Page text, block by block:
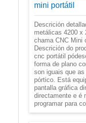
mini portátil
Descrición
metálicas 4200 x
chama CNC Mini
Descrición do
cnc portátil
forma de plano
son iguais que
pórtico. Está
pantalla gráfica
directamente e é
programar para